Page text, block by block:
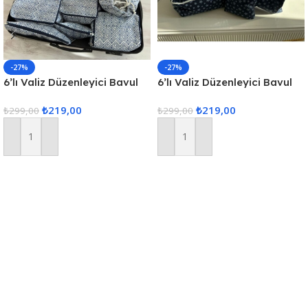
-27%
6’lı Valiz Düzenleyici Bavul
Hurcu
₺299,00 ₺219,00
Sepete Ekle
-27%
6’lı Valiz Düzenleyici Bavul
Hurcu
₺299,00 ₺219,00
Sepete Ekle